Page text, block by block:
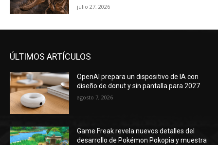
julio 27, 2026
ÚLTIMOS ARTÍCULOS
OpenAI prepara un dispositivo de IA con
diseño de donut y sin pantalla para 2027
agosto 7, 2026
Game Freak revela nuevos detalles del
desarrollo de Pokémon Pokopia y muestra